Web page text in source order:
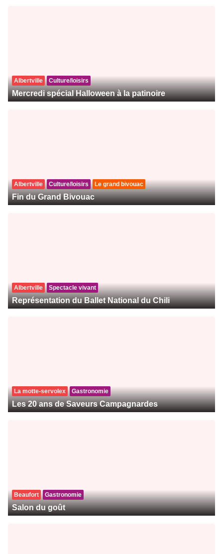
Albertville Culture/loisirs
Mercredi spécial Halloween à la patinoire
Albertville Culture/loisirs Le grand bivouac
Fin du Grand Bivouac
Albertville Spectacle vivant
Représentation du Ballet National du Chili
La motte-servolex Gastronomie
Les 20 ans de Saveurs Campagnardes
Beaufort Gastronomie
Salon du goût